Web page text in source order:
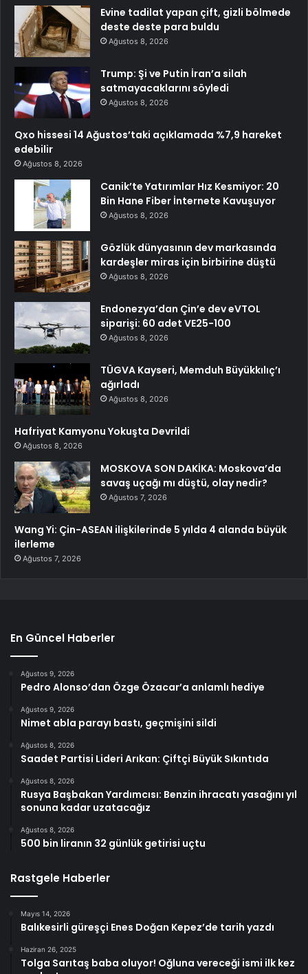
Evine tadilat yapan çift, gizli bölmede
deste deste para buldu
Ağustos 8, 2026
Trump: Şi ve Putin İran’a silah
satmayacaklarını söyledi
Ağustos 8, 2026
Qxo hissesi 14 Ağustos’taki açıklamada %7,9 hareket
edebilir
Ağustos 8, 2026
Canik’te Yatırımlar Hız Kesmiyor: 20
Bin Hane Fiber İnternete Kavuşuyor
Ağustos 8, 2026
Gözlük dünyasının dev markasında
kardeşler miras için birbirine düştü
Ağustos 8, 2026
Endonezya’dan Çin’e dev eVTOL
siparişi: 60 adet VE25-100
Ağustos 8, 2026
TÜGVA Kayseri, Memduh Büyükkılıç’ı
ağırladı
Ağustos 8, 2026
Hafriyat Kamyonu Yokuşta Devrildi
Ağustos 8, 2026
MOSKOVA SON DAKİKA: Moskova’da
savaş uçağı mı düştü, olay nedir?
Ağustos 7, 2026
Wang Yi: Çin-ASEAN ilişkilerinde 5 yılda 4 alanda büyük
ilerleme
Ağustos 7, 2026
En Güncel Haberler
Ağustos 9, 2026
Pedro Alonso’dan Özge Özacar’a anlamlı hediye
Ağustos 9, 2026
Nimet abla parayı bastı, geçmişini sildi
Ağustos 8, 2026
Saadet Partisi Lideri Arıkan: Çiftçi Büyük Sıkıntıda
Ağustos 8, 2026
Rusya Başbakan Yardımcısı: Benzin ihracatı yasağını yıl
sonuna kadar uzatacağız
Ağustos 8, 2026
500 bin liranın 32 günlük getirisi uçtu
Rastgele Haberler
Mayıs 14, 2026
Balıkesirli güreşçi Enes Doğan Kepez’de tarih yazdı
Haziran 26, 2025
Tolga Sarıtaş baba oluyor! Oğluna vereceği ismi ilk kez